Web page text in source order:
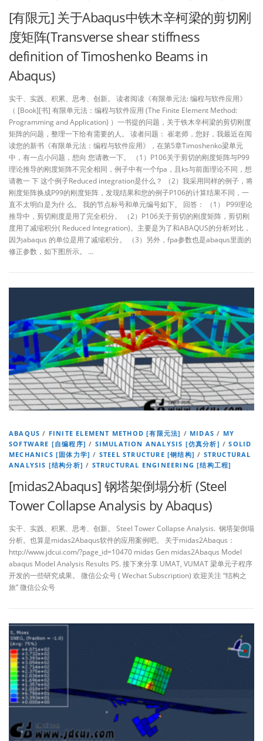
[有限元] 关于Abaqus中铁木辛柯梁的剪切刚
度矩阵(Transverse shear stiffness
definition of Timoshenko Beams in
Abaqus)
实干、实践、积累、思考、创新。 读者阅读《有限单元法: 编程与软件应用》
（ [Book][书] 有限单元法：编程与软件应用 (The Finite Element Method:
Programming and Application) ）一书提的问题，关于铁木辛柯梁的剪切刚度
矩阵的问题，整理一下给有需要的人。 读者问题： 崔老师，您好，我最近在阅
读您的新书《有限单元法：编程与软件应用》，在第5章Timoshenko梁单元
中，有一点小问题，想向 您请教一下。 （1）P106关于剪切的刚度矩阵与P99
理论推导的刚度矩阵不完全相同，例子中有一个fpa，且ks与前面理论不同，想
请教一 下 这个例子Reduced integration是什么？ （2）我采用同样的例子，将
刚度矩阵换成P99的刚度矩阵，发现结果和您的例子P106的计算结果不同，一
直不太明白是为什 么。 我的节点标号和单元编号如下。 回答： （1） P99理论
推导中，剪切刚度是用了完全积分。 （2）P106关于剪切的刚度矩阵，剪切刚
度用了减缩积分( Reduced Integration)。主要是为了和ABAQUS的分析对比，
因为abaqus 的单位是用了减缩积分。 （3）另外，fpa参数也是abaqus里面的
修正参数，如下图所示。 …
ABAQUS / FINITE ELEMENT METHOD [有限元法] / MIDAS / MY
SOFTWARE [自编程序] / SIMULATION ANALYSIS [仿真分析] /SOLID
MECHANICS [固体力学] / STEEL STRUCTURE [钢结构] / STRUCTURAL
ANALYSIS [结构分析] / STRUCTURAL ENGINEERING [结构工程]
[midas2Abaqus] 钢塔架倒塌分析 (Steel
Tower Collapse Analysis by Abaqus)
实干、实践、积累、思考、创新。 Steel Tower Collapse Analysis. 钢塔架倒塌
分析。也算是midas2Abaqus软件的应用案例吧。 关于midas2Abaqus：
http://www.jdcui.com/?page_id=10470 midas Gen midas2Abaqus Model
abaqus Model Analysis Results PS. 接下来分享 UMAT, VUMAT 梁单元子程序
开发的一些研究成果。 微信公众号 ( Wechat Subscription) 欢迎关注 “结构之
旅” 微信公众号